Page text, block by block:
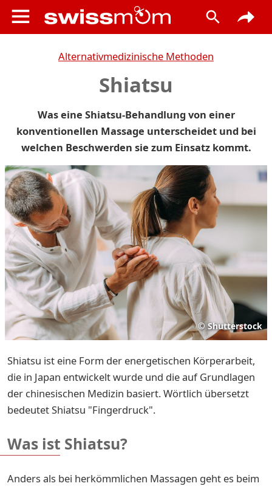
Alternativmedizinische Methoden
Shiatsu
Was eine Shiatsu-Behandlung von einer
konventionellen Massage unterscheidet und bei
welchen Beschwerden sie zum Einsatz kommt.
© Shutterstock
Shiatsu ist eine Form der energetischen Körperarbeit,
die in Japan entwickelt wurde und die auf Grundlagen
der chinesischen Medizin basiert. Wörtlich übersetzt
bedeutet Shiatsu "Fingerdruck".
Was ist Shiatsu?
Anders als bei herkömmlichen Massagen geht es beim